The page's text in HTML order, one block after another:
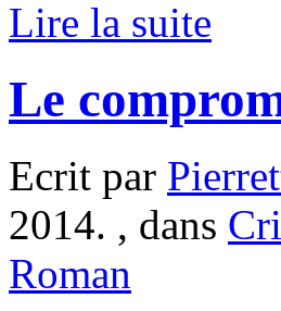
Lire la suite
Le
Ecrit par
2014. , dans
Roman